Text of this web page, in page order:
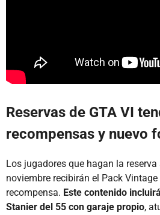
Reservas de GTA VI
recompensas y nuevo
Los jugadores que hagan la
noviembre recibirán el Pack
recompensa. Este contenido
Stanier del 55 con garaje propio,